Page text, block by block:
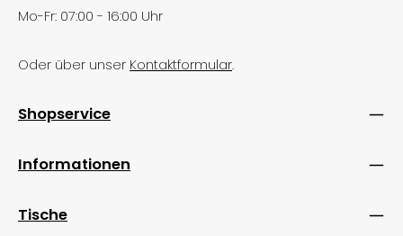
Mo-Fr: 07:00 - 16:00 Uhr
Oder über unser Kontaktformular.
Shopservice
Informationen
Tische